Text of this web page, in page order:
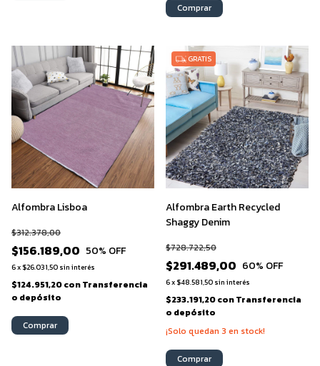
Comprar
Alfombra Lisboa
$156.189,00
$312.378,00
50% OFF
6x $26.031,50 sin interés
$124.951,20conTransferencia
o depósito
Comprar
GRATIS
Alfombra Earth Recycled
Shaggy Denim
$291.489,00
$728.722,50
60% OFF
6x $48.581,50 sin interés
$233.191,20conTransferencia
o depósito
¡Solo quedan 3 en stock!
Comprar